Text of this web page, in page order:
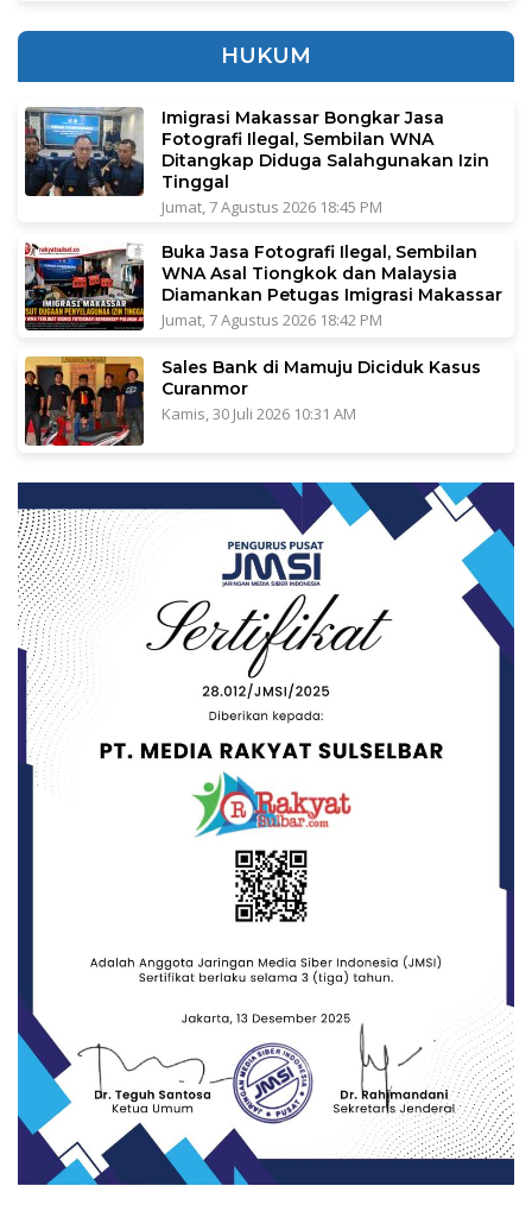
HUKUM
Imigrasi Makassar Bongkar Jasa
Fotografi Ilegal, Sembilan WNA
Ditangkap Diduga Salahgunakan Izin
Tinggal
Jumat, 7 Agustus 2026 18:45 PM
Buka Jasa Fotografi Ilegal, Sembilan
WNA Asal Tiongkok dan Malaysia
Diamankan Petugas Imigrasi Makassar
Jumat, 7 Agustus 2026 18:42 PM
Sales Bank di Mamuju Diciduk Kasus
Curanmor
Kamis, 30 Juli 2026 10:31 AM